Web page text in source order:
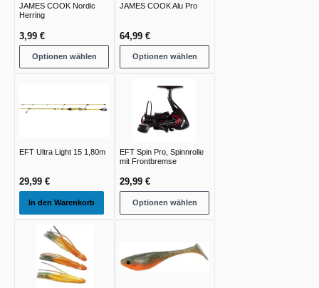
JAMES COOK Nordic
Herring
3,99 €
Optionen wählen
JAMES COOK Alu Pro
64,99 €
Optionen wählen
EFT Ultra Light 15 1,80m
29,99 €
In den Warenkorb
EFT Spin Pro, Spinnrolle
mit Frontbremse
29,99 €
Optionen wählen